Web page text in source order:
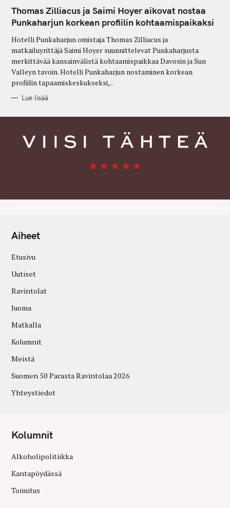
T
E
G
O
I
E
S
Thomas Zilliacus ja Saimi Hoyer aikovat nostaa
Punkaharjun korkean profiilin kohtaamispaikaksi
Hotelli Punkaharjun omistaja Thomas Zilliacus ja
matkailuyrittäjä Saimi Hoyer suunnittelevat Punkaharjusta
merkittävää kansainvälistä kohtaamispaikkaa Davosin ja Sun
Valleyn tavoin. Hotelli Punkaharjun nostaminen korkean
profiilin tapaamiskeskukseksi,..
Lue lisää
Aiheet
Etusivu
Uutiset
Ravintolat
Juoma
Matkalla
Kolumnit
Meistä
Suomen 50 Parasta Ravintolaa 2026
Yhteystiedot
Kolumnit
Alkoholipolitiikka
Kantapöydässä
Toimitus